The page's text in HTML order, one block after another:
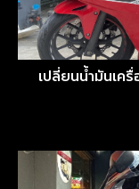
เปลี่ยนน้ำมันเค